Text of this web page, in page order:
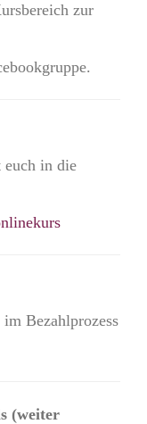
zur
euch in die
Bezahlprozess
(weiter